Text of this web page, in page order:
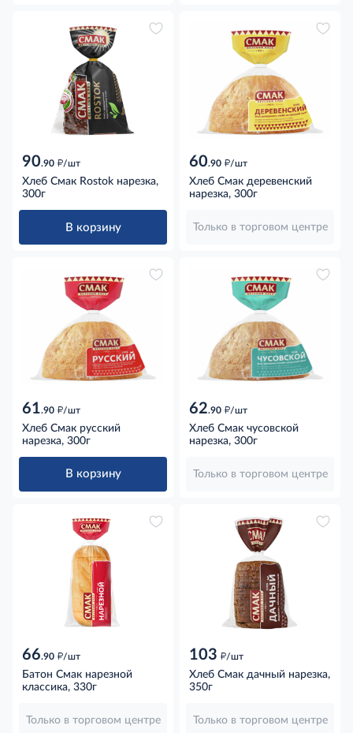
90.90 д/шт
Хлеб Смак Rostok нарезка,
300г
В корзину
60.90 д/шт
Хлеб Смак деревенский
нарезка, 300г
Только в торговом центре
61.90 д/шт
Хлеб Смак русский
нарезка, 300г
В корзину
62.90 д/шт
Хлеб Смак чусовской
нарезка, 300г
Только в торговом центре
66.90 д/шт
Батон Смак нарезной
классика, 330г
Только в торговом центре
103 д/шт
Хлеб Смак дачный нарезка,
350г
Только в торговом центре